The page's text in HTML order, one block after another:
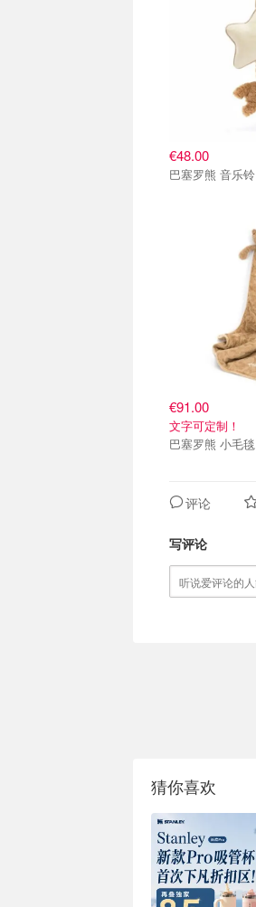
€48.00
巴塞罗熊 音乐铃
€91.00
文字可定制！
巴塞罗熊 小毛毯
评论
写评论
猜你喜欢